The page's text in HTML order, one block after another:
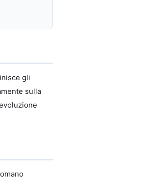
gli
sulla